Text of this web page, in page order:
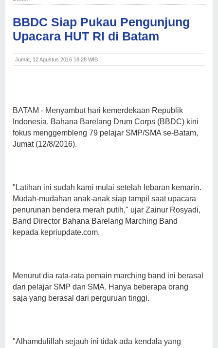
BBDC Siap Pukau Pengunjung
Upacara HUT RI di Batam
Jumat, 12 Agustus 2016 18.28 WIB
BATAM- Menyambut hari kemerdekaan Republik
Indonesia, Bahana Barelang Drum Corps (BBDC) kini
fokus menggembleng 79 pelajar SMP/SMA se-Batam,
Jumat (12/8/2016).
"Latihan ini sudah kami mulai setelah lebaran kemarin.
Mudah-mudahan anak-anak siap tampil saat upacara
penurunan bendera merah putih," ujar Zainur Rosyadi,
Band Director Bahana Barelang Marching Band
kepada kepriupdate.com.
Menurut dia rata-rata pemain marching band ini berasal
dari pelajar SMP dan SMA. Hanya beberapa orang
saja yang berasal dari perguruan tinggi.
"Alhamdulillah sejauh ini tidak ada kendala yang